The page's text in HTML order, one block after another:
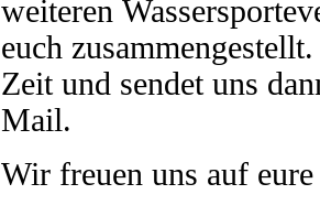
weiteren
euch
Zeit und sendet uns
Mail.
Wir freuen uns auf